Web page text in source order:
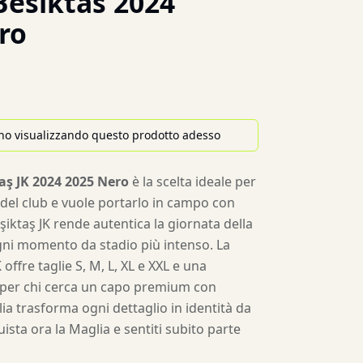
visualizzando questo prodotto adesso
JK 2024 2025 Nero è la scelta ideale per
club e vuole portarlo in campo con
JK rende autentica la giornata della
momento da stadio più intenso. La
taglie S, M, L, XL e XXL e una
chi cerca un capo premium con
trasforma ogni dettaglio in identità da
ora la Maglia e sentiti subito parte